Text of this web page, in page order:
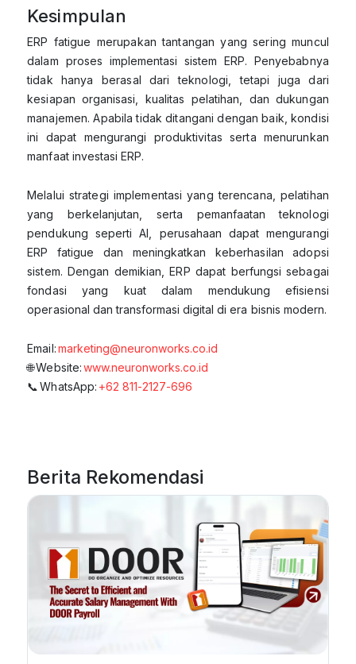
Kesimpulan
ERP fatigue merupakan tantangan yang sering muncul
dalam proses implementasi sistem ERP. Penyebabnya
tidak hanya berasal dari teknologi, tetapi juga dari
kesiapan organisasi, kualitas pelatihan, dan dukungan
manajemen. Apabila tidak ditangani dengan baik, kondisi
ini dapat mengurangi produktivitas serta menurunkan
manfaat investasi ERP.
Melalui strategi implementasi yang terencana, pelatihan
yang berkelanjutan, serta pemanfaatan teknologi
pendukung seperti AI, perusahaan dapat mengurangi
ERP fatigue dan meningkatkan keberhasilan adopsi
sistem. Dengan demikian, ERP dapat berfungsi sebagai
fondasi yang kuat dalam mendukung efisiensi
operasional dan transformasi digital di era bisnis modern.
Email:marketing@neuronworks.co.id
🌐 Website:www.neuronworks.co.id
📞 WhatsApp: +62 811-2127-696
Berita Rekomendasi